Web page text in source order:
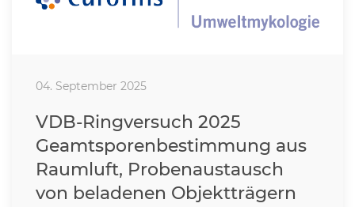
04. September 2025
VDB-Ringversuch 2025
Geamtsporenbestimmung aus
Raumluft, Probenaustausch
von beladenen Objektträgern